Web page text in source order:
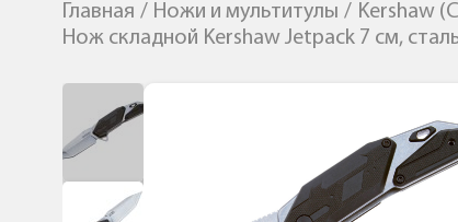
Главная Ножи и мультитулы
Kershaw
Нож складной Kershaw Jetpack 7 см,